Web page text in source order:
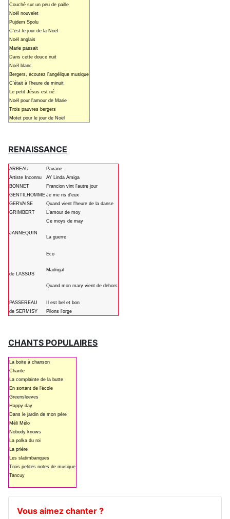
Couché sur un peu de paille
Noël nouvelet
Pujdem Spolu
C'est le jour de la Noël
Noël anglais
Marie passait
Dans cette douce nuit
Noël blanc
Bergers, écoutez l'angélique musique
C'était à l'heure de minuit
Le petit Jésus est né
Noël pour l'amour de Marie
Trois pauvres bergers
Motet pour le jour de Noël
RENAISSANCE
ARBEAU
Pavane
Artiste Inconnu
AY Linda Amiga
BONNET
Francion vint l'autre jour
GENTILHOMME Je me ris d'eux
GERVAISE
Quand vient l'heure de la danse
GRIMBERT
L'amour de moy
JANNEQUIN
Ce moys de may
La guerre
de LASSUS
Eco
Madrigal
Quand mon mary vient de dehors
PASSEREAU
Il est bel et bon
de SERMISY
Pilons l'orge
CHANTS POPULAIRES
La boite à chanson
Chante
La complainte de la butte
En sortant de l'école
Greensleeves
Happy day
Dans le jardin de mon père
Méli Mélo
Nobody knows
La polka du roi
La prière
Les slatimbanques
Trois petites notes de musique
Tancuy
Vous aimez chanter ?